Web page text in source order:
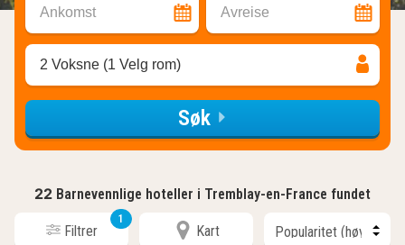
Ankomst Avreise
2 Voksne (1 Velg rom)
Søk
22 Barnevennlige hoteller i Tremblay-en-France fundet
Filtrer
1
Kart